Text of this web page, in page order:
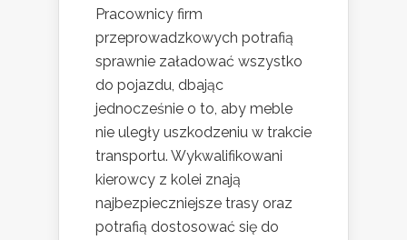
Pracownicy firm
przeprowadzkowych potrafią
sprawnie załadować wszystko
do pojazdu, dbając
jednocześnie o to, aby meble
nie uległy uszkodzeniu w trakcie
transportu. Wykwalifikowani
kierowcy z kolei znają
najbezpieczniejsze trasy oraz
potrafią dostosować się do